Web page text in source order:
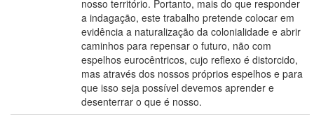
nosso território. Portanto, mais do que responder
a indagação, este trabalho pretende colocar em
evidência a naturalização da colonialidade e abrir
caminhos para repensar o futuro, não com
espelhos eurocêntricos, cujo reflexo é distorcido,
mas através dos nossos próprios espelhos e para
que isso seja possível devemos aprender e
desenterrar o que é nosso.